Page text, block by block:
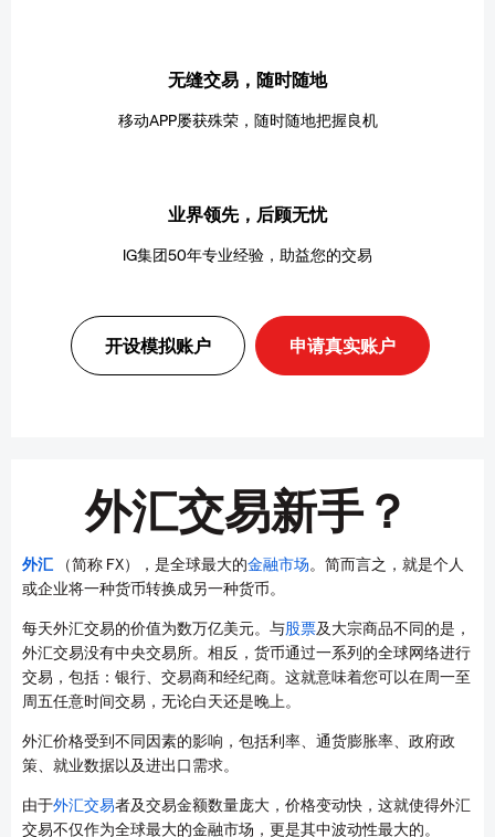
无缝交易，随时随地
移动APP屡获殊荣，随时随地把握良机
业界领先，后顾无忧
IG集团50年专业经验，助益您的交易
开设模拟账户 申请真实账户
外汇交易新手？
外汇 （简称 FX），是全球最大的金融市场。简而言之，就是个人
或企业将一种货币转换成另一种货币。
每天外汇交易的价值为数万亿美元。与股票及大宗商品不同的是，
外汇交易没有中央交易所。相反，货币通过一系列的全球网络进行
交易，包括：银行、交易商和经纪商。这就意味着您可以在周一至
周五任意时间交易，无论白天还是晚上。
外汇价格受到不同因素的影响，包括利率、通货膨胀率、政府政
策、就业数据以及进出口需求。
由于外汇交易者及交易金额数量庞大，价格变动快，这就使得外汇
交易不仅作为全球最大的金融市场，更是其中波动性最大的。